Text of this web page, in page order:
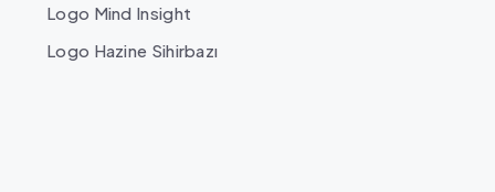
Logo Mind Insight
Logo Hazine Sihirbazı